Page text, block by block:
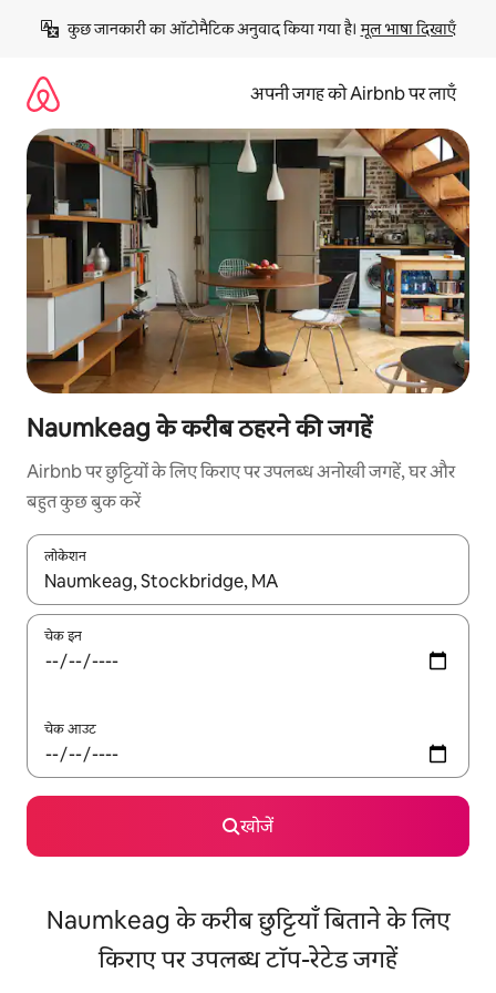
छोड़कर
कॉन्टेंट
कुछ जानकारी का ऑटोमैटिक अनुवाद किया गया है। मूल भाषा दिखाएँ
अपनी जगह को Airbnb पर लाएँ
Naumkeag के करीब ठहरने की जगहें
Airbnb पर छुट्टियों के लिए किराए पर उपलब्ध अनोखी जगहें, घर और
बहुत कुछ बुक करें
लोकेशन
नतीजों के उपलब्ध होने पर, अप और डाउन 'ऐरो की' का इस्तेमाल करके नेविगेट
चेक इन
चेक आउट
खोजें
Naumkeag के करीब छुट्टियाँ बिताने के लिए
किराए पर उपलब्ध टॉप-रेटेड जगहें